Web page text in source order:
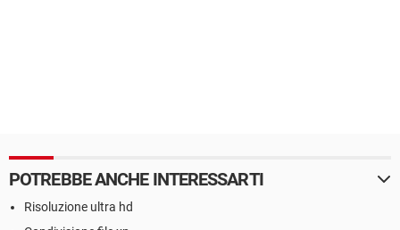
POTREBBE ANCHE INTERESSARTI
Risoluzione ultra hd